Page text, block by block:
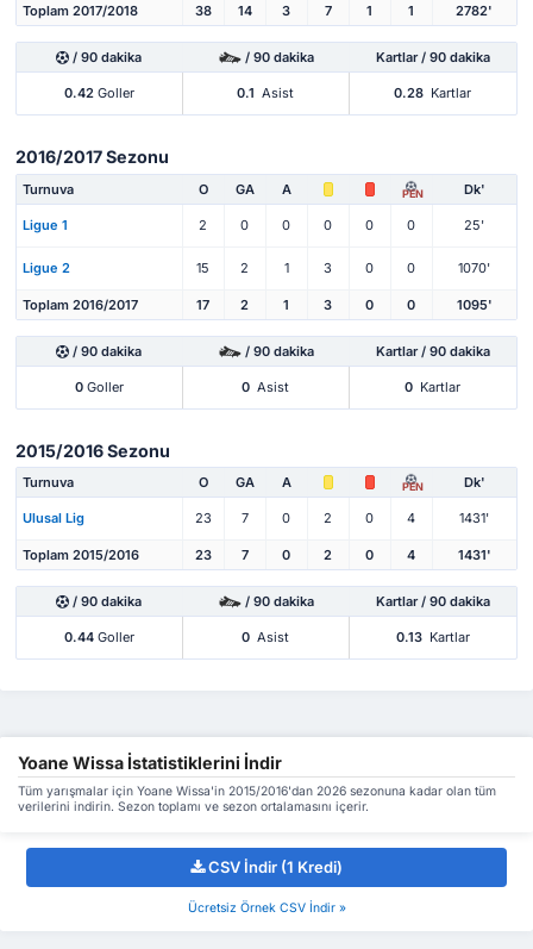
Toplam 2017/2018 38 14 3 7 1 1 2782'
/ 90 dakika / 90 dakika Kartlar / 90 dakika
0.42Goller 0.1 Asist 0.28 Kartlar
2016/2017 Sezonu
Turnuva O GA A PEN Dk'
Ligue 1 2 0 0 0 0 0 25'
Ligue 2 15 2 1 3 0 0 1070'
Toplam 2016/2017 17 2 1 3 0 0 1095'
/ 90 dakika / 90 dakika Kartlar / 90 dakika
0Goller 0 Asist 0 Kartlar
2015/2016 Sezonu
Turnuva O GA A PEN Dk'
Ulusal Lig 23 7 0 2 0 4 1431'
Toplam 2015/2016 23 7 0 2 0 4 1431'
/ 90 dakika / 90 dakika Kartlar / 90 dakika
0.44Goller 0 Asist 0.13 Kartlar
Yoane Wissa İstatistiklerini İndir
Tüm yarışmalar için Yoane Wissa'in 2015/2016'dan 2026 sezonuna kadar olan tüm
verilerini indirin. Sezon toplamı ve sezon ortalamasını içerir.
CSV İndir (1 Kredi)
Ücretsiz Örnek CSV İndir »